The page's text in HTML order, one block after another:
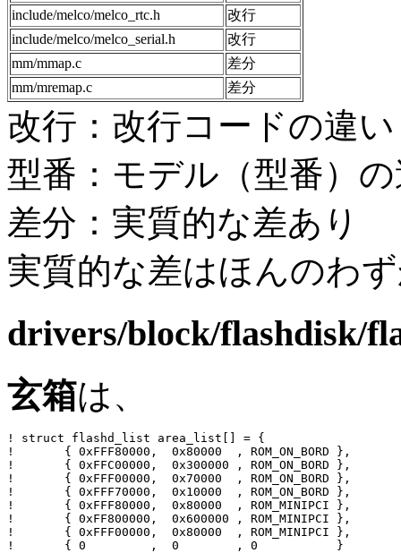
include/melco/melco_rtc.h
改行
include/melco/melco_serial.h
改行
mm/mmap.c
差分
mm/mremap.c
差分
改行：改行コードの違い
型番：モデル（型番）
差分：実質的な差あり
実質的な差はほんのわ
drivers/block/flashdisk/
玄箱は、
! struct flashd_list area_list[] = {
! 	{ 0xFFF80000,  0x80000  , ROM_ON_BORD },
! 	{ 0xFFC00000,  0x300000 , ROM_ON_BORD },
! 	{ 0xFFF00000,  0x70000  , ROM_ON_BORD },
! 	{ 0xFFF70000,  0x10000  , ROM_ON_BORD },
! 	{ 0xFFF80000,  0x80000  , ROM_MINIPCI },
! 	{ 0xFF800000,  0x600000 , ROM_MINIPCI },
! 	{ 0xFFF00000,  0x80000  , ROM_MINIPCI },
! 	{ 0         ,  0        , 0           }